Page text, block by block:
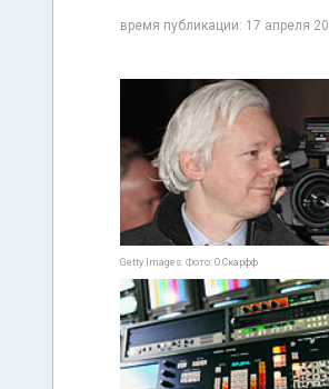
время публикации: 17 апреля
Getty Images. Фото: О.Скарфф